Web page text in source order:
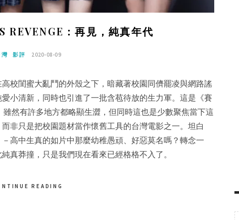
REVENGE：再見，純真年代
灣 影評 2020-08-09
校閨蜜大亂鬥的外殼之下，暗藏著校園同儕罷凌與網路謠
小清新，同時也引進了一批含苞待放的生力軍。這是《賽
然有許多地方都略顯生澀，但同時這也是少數聚焦當下這
非只是把校園題材當作懷舊工具的台灣電影之一。坦白
高中生真的如片中那麼幼稚愚頑、好惡莫名嗎？轉念一
真莽撞，只是我們現在看來已經格格不入了。
READING